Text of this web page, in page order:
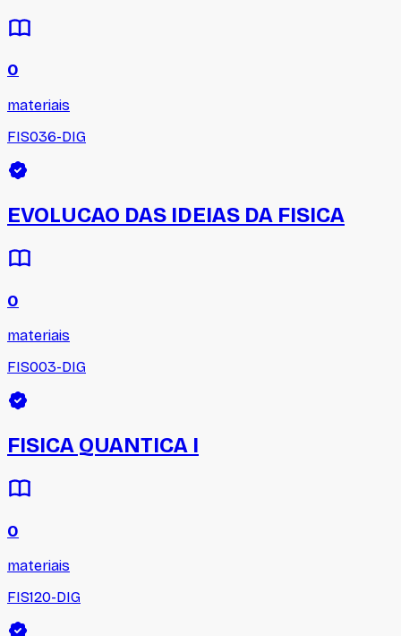
0
materiais
FIS036-DIG
EVOLUCAO DAS IDEIAS DA FISICA
0
materiais
FIS003-DIG
FISICA QUANTICA I
0
materiais
FIS120-DIG